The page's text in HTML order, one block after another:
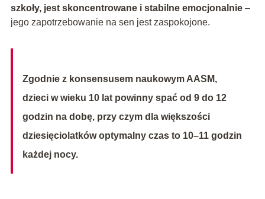
szkoły, jest skoncentrowane i stabilne emocjonalnie–
jego zapotrzebowanie na sen jest zaspokojone.
Zgodnie z konsensusem naukowym AASM,
dzieci w wieku 10 lat powinny spać od 9 do 12
godzin na dobę, przy czym dla większości
dziesięciolatków optymalny czas to 10–11 godzin
każdej nocy.